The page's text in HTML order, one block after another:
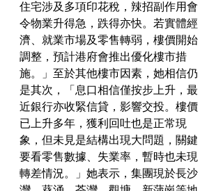
住宅涉及多項印花稅，辣招副作用會
令物業升得急，跌得亦快。若實體經
濟、就業市場及零售轉弱，樓價開始
調整，預計港府會推出優化樓市措
施。」至於其他樓市因素，她相信仍
是其次，「息口相信僅按步上升，最
近銀行亦收緊信貸，影響交投。樓價
已上升多年，獲利回吐也是正常現
象，但未見是結構出現大問題，關鍵
要看零售數據、失業率，暫時也未現
轉差情況。」她表示，集團現於長沙